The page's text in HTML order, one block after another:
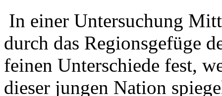
In einer Untersuchung
durch das Regionsgefüge
feinen Unterschiede fest,
dieser jungen Nation